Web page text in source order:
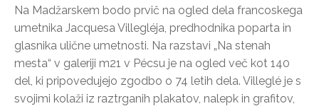
Na Madžarskem bodo prvič na ogled dela francoskega
umetnika Jacquesa Villegléja, predhodnika poparta in
glasnika ulične umetnosti. Na razstavi „Na stenah
mesta“ v galeriji m21 v Pécsu je na ogled več kot 140
del, ki pripovedujejo zgodbo o 74 letih dela. Villeglé je s
svojimi kolaži iz raztrganih plakatov, nalepk in grafitov,